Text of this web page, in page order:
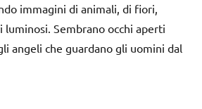
immagini di animali, di fiori,
luminosi. Sembrano occhi aperti
angeli che guardano gli uomini dal